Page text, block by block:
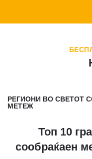
РЕГИОНИ ВО СВЕТОТ
МЕТЕЖ
Топ 10
сообраќаен